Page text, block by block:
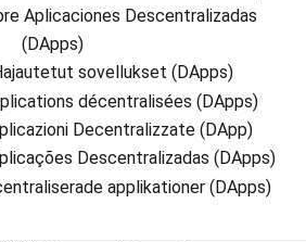
Aplicaciones Descentralizadas
(DApps)
sovellukset (DApps)
décentralisées (DApps)
Decentralizzate (DApp)
Descentralizadas (DApps)
applikationer (DApps)